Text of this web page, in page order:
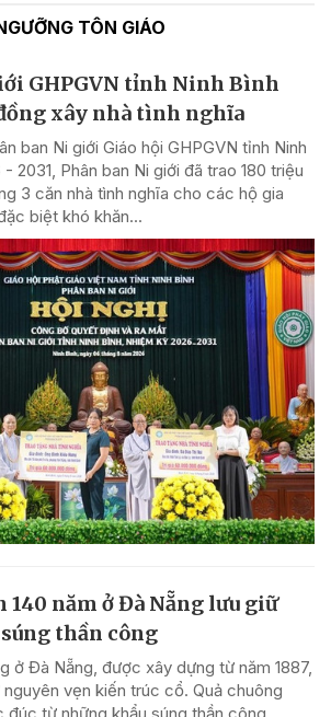
TÔN GIÁO
GHPGVN tỉnh Ninh Bình
xây nhà tình nghĩa
ban Ni giới Giáo hội GHPGVN tỉnh Ninh
2031, Phân ban Ni giới đã trao 180 triệu
3 căn nhà tình nghĩa cho các hộ gia
biệt khó khăn...
140 năm ở Đà Nẵng lưu giữ
thần công
ở Đà Nẵng, được xây dựng từ năm 1887,
vẹn kiến trúc cổ. Quả chuông